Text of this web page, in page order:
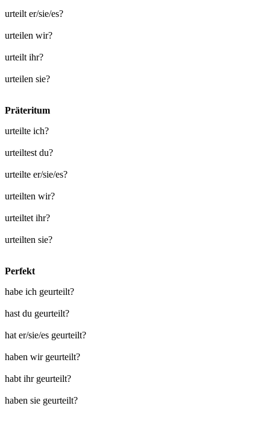
urteilt er/sie/es?
urteilen wir?
urteilt ihr?
urteilen sie?
Präteritum
urteilte ich?
urteiltest du?
urteilte er/sie/es?
urteilten wir?
urteiltet ihr?
urteilten sie?
Perfekt
habe ich geurteilt?
hast du geurteilt?
hat er/sie/es geurteilt?
haben wir geurteilt?
habt ihr geurteilt?
haben sie geurteilt?